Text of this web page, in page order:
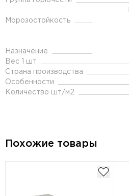
Морозостойкость
Назначение
Вес 1 шт
Страна производства
Особенности
Количество шт/м2
Похожие товары